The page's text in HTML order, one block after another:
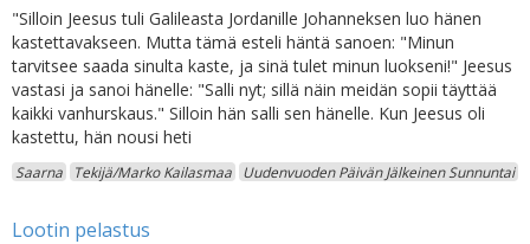
"Silloin Jeesus tuli Galileasta Jordanille Johanneksen luo hänen
kastettavakseen. Mutta tämä esteli häntä sanoen: "Minun
tarvitsee saada sinulta kaste, ja sinä tulet minun luokseni!" Jeesus
vastasi ja sanoi hänelle: "Salli nyt; sillä näin meidän sopii täyttää
kaikki vanhurskaus." Silloin hän salli sen hänelle. Kun Jeesus oli
kastettu, hän nousi heti
Saarna Tekijä/Marko Kailasmaa Uudenvuoden Päivän Jälkeinen Sunnuntai
Lootin pelastus